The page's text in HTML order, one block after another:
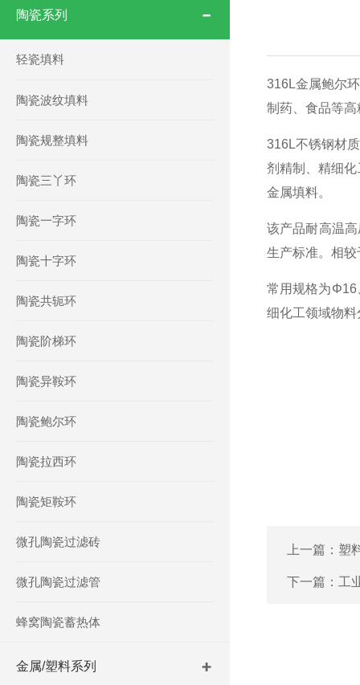
陶瓷系列
轻瓷填料
陶瓷波纹填料
陶瓷规整填料
陶瓷三丫环
陶瓷一字环
陶瓷十字环
陶瓷共轭环
陶瓷阶梯环
陶瓷异鞍环
陶瓷鲍尔环
陶瓷拉西环
陶瓷矩鞍环
微孔陶瓷过滤砖
微孔陶瓷过滤管
蜂窝陶瓷蓄热体
金属/塑料系列
316L金属鲍尔
制药、食品等
316L不锈钢材
剂精制、精细
金属填料。
该产品耐高温
生产标准。相
常用规格为Φ16
细化工领域物
上一篇： 塑
下一篇： 工